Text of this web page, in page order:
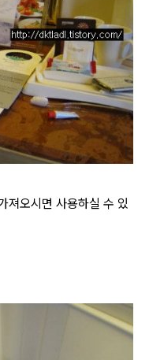
져오시면 사용하실 수 있